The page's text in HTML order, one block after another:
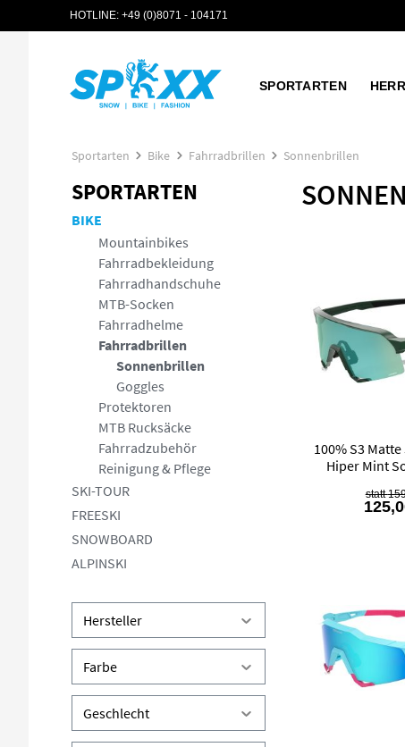
Hauptinhalt springen
Zur Suche springen
Zur Hauptnavigation springen
HOTLINE: +49 (0)8071 - 104171
SPORTARTEN
Sportarten Bike Fahrradbrillen Sonnenbrillen
SPORTARTEN
BIKE
Mountainbikes
Fahrradbekleidung
Fahrradhandschuhe
MTB-Socken
Fahrradhelme
Fahrradbrillen
Sonnenbrillen
Goggles
Protektoren
MTB Rucksäcke
Fahrradzubehör
Reinigung & Pflege
SKI-TOUR
FREESKI
SNOWBOARD
ALPINSKI
Hersteller
Farbe
Geschlecht
100% S3
Hiper Mint